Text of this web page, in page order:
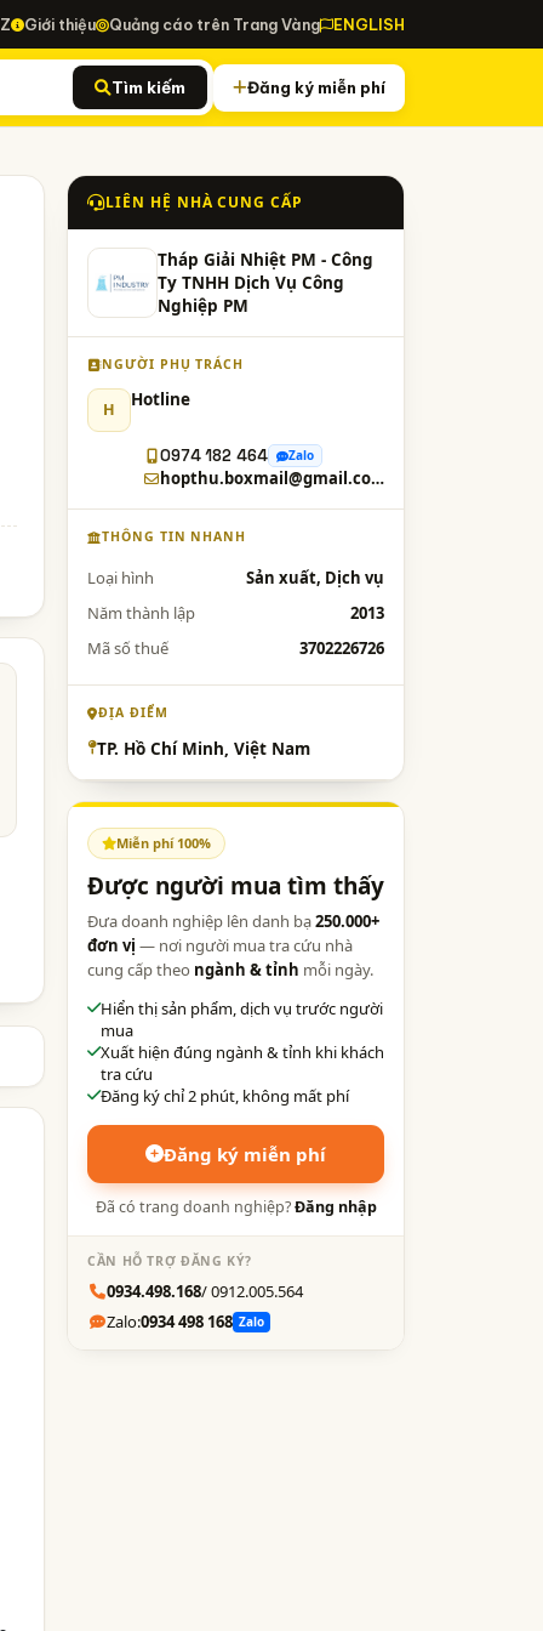
Giới thiệu Quảng cáo trên Trang Vàng ENGLISH
Tìm kiếm Đăng ký miễn phí
LIÊN HỆ NHÀ CUNG CẤP
Tháp Giải Nhiệt PM - Công
Ty TNHH Dịch Vụ Công
Nghiệp PM
NGƯỜI PHỤ TRÁCH
H Hotline
0974 182 464 Zalo
hopthu.boxmail@gmail.com
THÔNG TIN NHANH
Loại hình
Sản xuất, Dịch vụ
Năm thành lập
2013
Mã số thuế
3702226726
ĐỊA ĐIỂM
TP. Hồ Chí Minh, Việt Nam
Miễn phí 100%
Được người mua tìm thấy
Đưa doanh nghiệp lên danh bạ250.000+
đơn vị — nơi người mua tra cứu nhà
cung cấp theo ngành & tỉnh mỗi ngày.
Hiển thị sản phẩm, dịch vụ trước người
mua
Xuất hiện đúng ngành & tỉnh khi khách
tra cứu
Đăng ký chỉ 2 phút, không mất phí
Đăng ký miễn phí
Đã có trang doanh nghiệp?Đăng nhập
CẦN HỖ TRỢ ĐĂNG KÝ?
0934.498.168/ 0912.005.564
Zalo:0934 498 168 Zalo